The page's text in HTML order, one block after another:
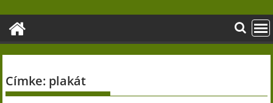
content
Címke: plakát